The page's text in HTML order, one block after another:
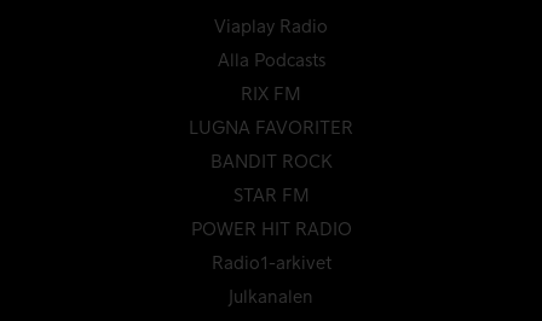
Viaplay Radio
Alla Podcasts
RIX FM
LUGNA FAVORITER
BANDIT ROCK
STAR FM
POWER HIT RADIO
Radio1-arkivet
Julkanalen